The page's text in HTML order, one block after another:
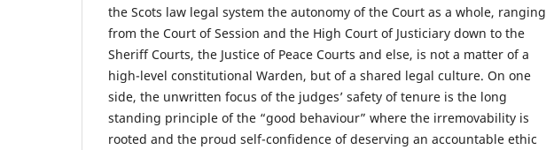
the Scots law legal system the autonomy of the Court as a whole, ranging
from the Court of Session and the High Court of Justiciary down to the
Sheriff Courts, the Justice of Peace Courts and else, is not a matter of a
high-level constitutional Warden, but of a shared legal culture. On one
side, the unwritten focus of the judges’ safety of tenure is the long
standing principle of the “good behaviour” where the irremovability is
rooted and the proud self-confidence of deserving an accountable ethic